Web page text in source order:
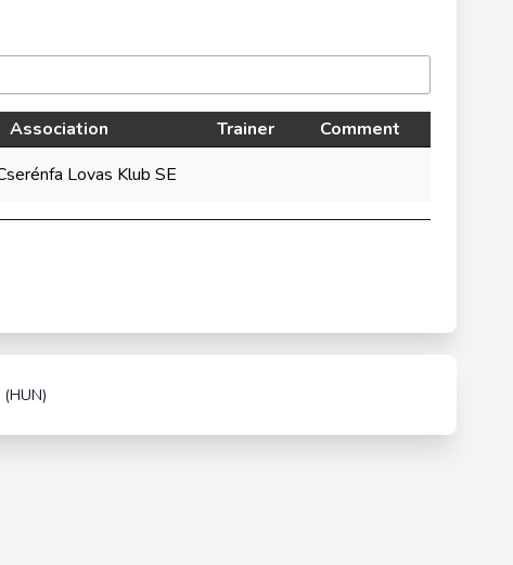
Association Trainer Comment
Lovas Klub SE